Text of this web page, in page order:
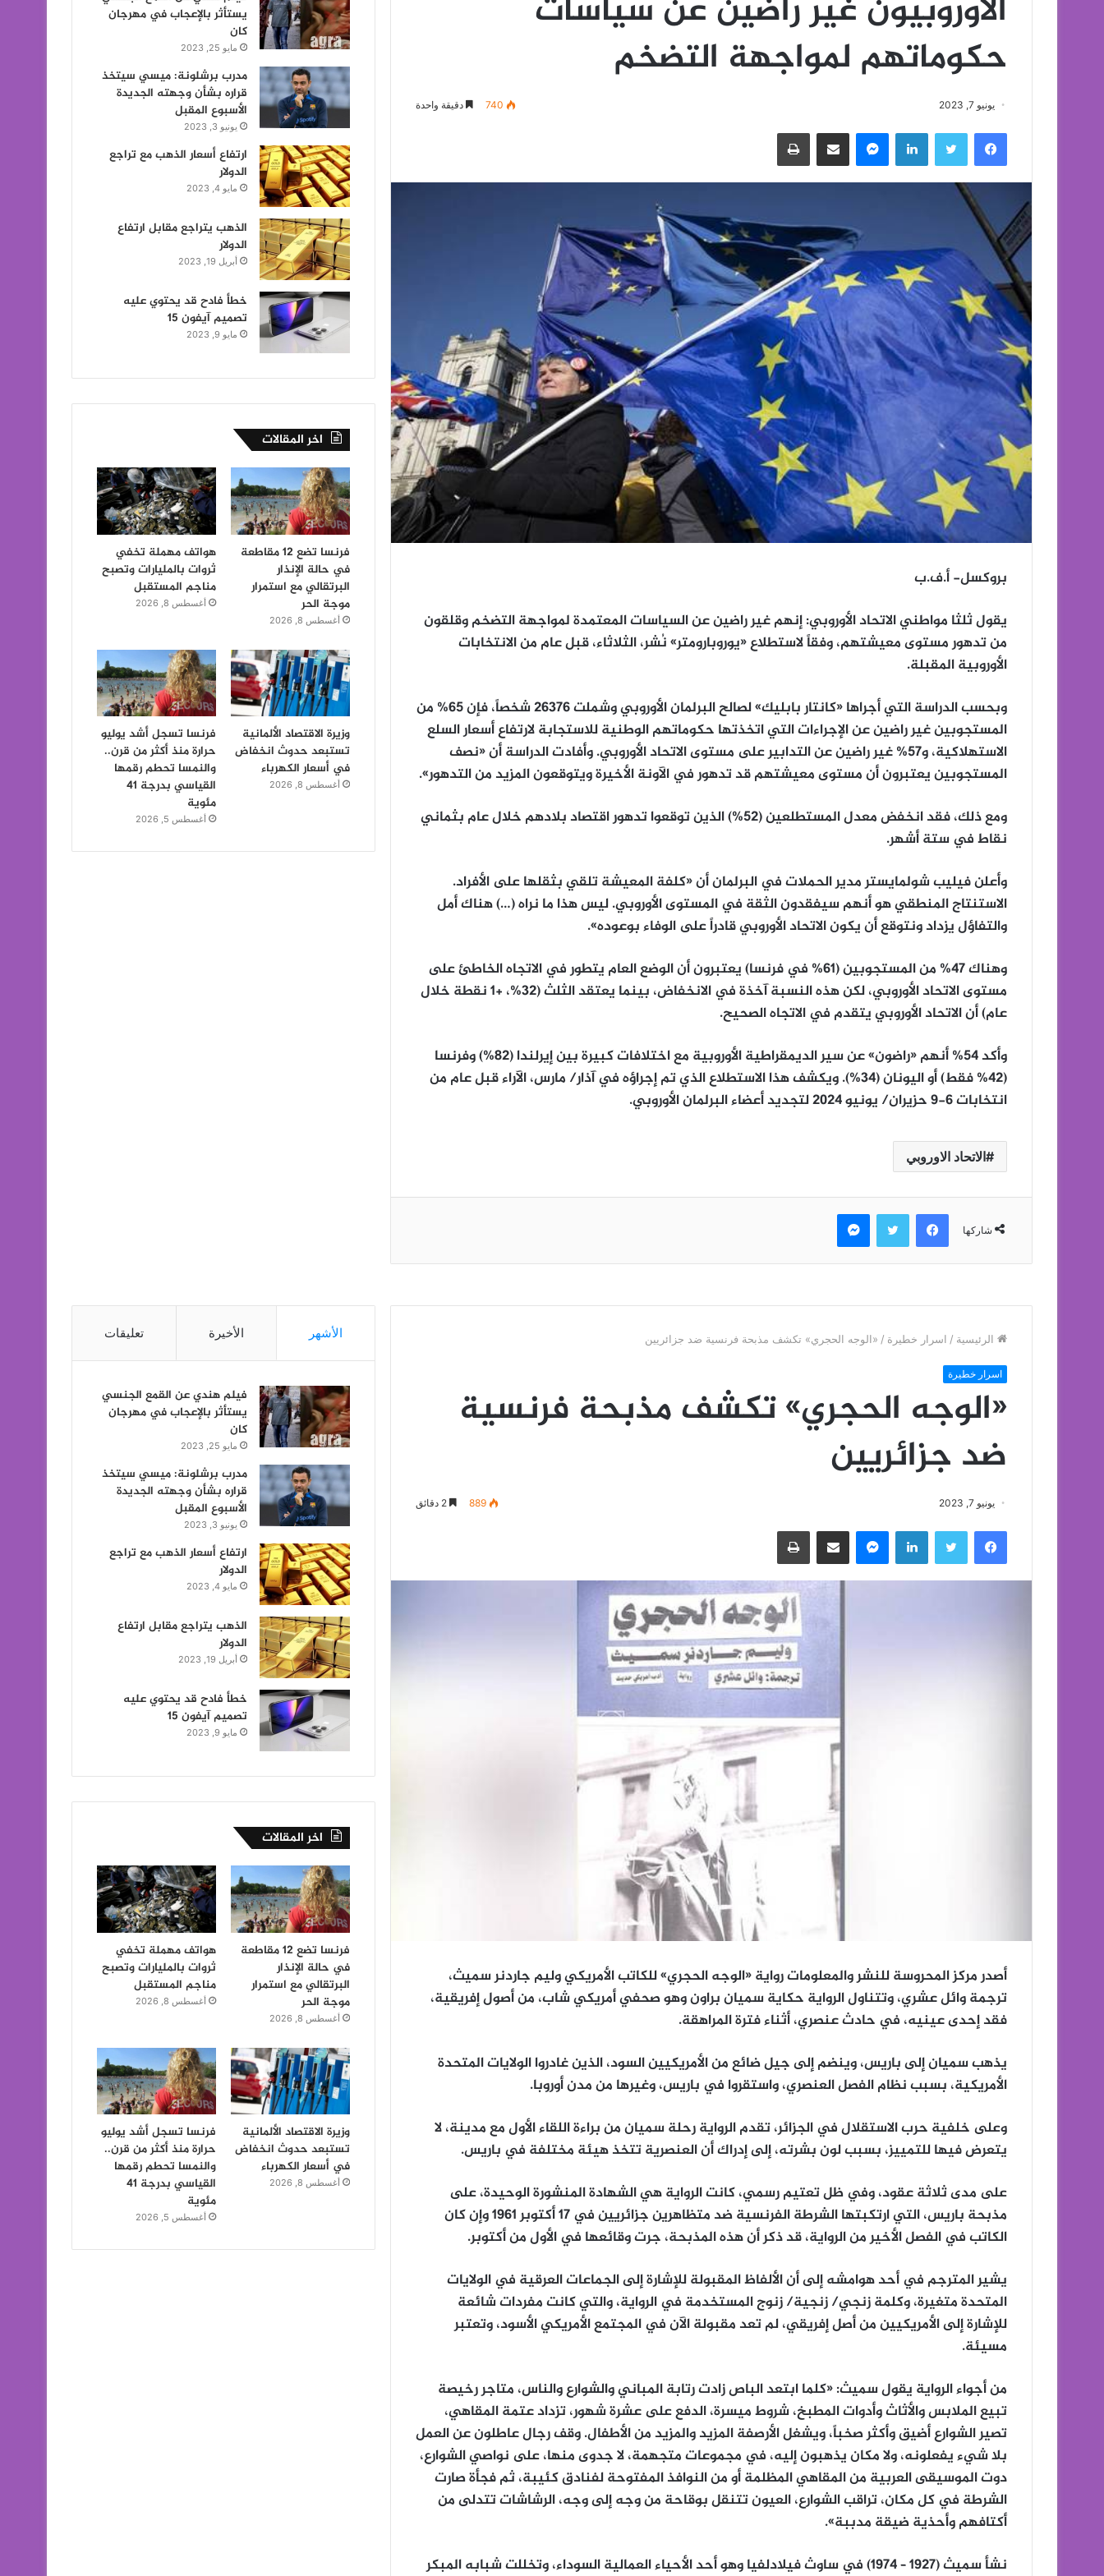
الأوروبيون غير راضين عن سياسات
حكوماتهم لمواجهة التضخم
يونيو 7, 2023 740 دقيقة واحدة
فيسبوك تويتر لينكدإن ماسنجر مشاركة عبر البريد طباعة
بروكسل- أ.ف.ب
يقول ثلثا مواطني الاتحاد الأوروبي: إنهم غير راضين عن السياسات المعتمدة لمواجهة التضخم وقلقون
من تدهور مستوى معيشتهم، وفقاً لاستطلاع «يوروبارومتر» نُشر، الثلاثاء، قبل عام من الانتخابات
الأوروبية المقبلة.
وبحسب الدراسة التي أجراها «كانتار بابليك» لصالح البرلمان الأوروبي وشملت 26376 شخصاً، فإن 65% من
المستجوبين غير راضين عن الإجراءات التي اتخذتها حكوماتهم الوطنية للاستجابة لارتفاع أسعار السلع
الاستهلاكية، و57% غير راضين عن التدابير على مستوى الاتحاد الأوروبي. وأفادت الدراسة أن «نصف
المستجوبين يعتبرون أن مستوى معيشتهم قد تدهور في الآونة الأخيرة ويتوقعون المزيد من التدهور».
ومع ذلك، فقد انخفض معدل المستطلعين (52%) الذين توقعوا تدهور اقتصاد بلادهم خلال عام بثماني
نقاط في ستة أشهر.
وأعلن فيليب شولمايستر مدير الحملات في البرلمان أن «كلفة المعيشة تلقي بثقلها على الأفراد.
الاستنتاج المنطقي هو أنهم سيفقدون الثقة في المستوى الأوروبي. ليس هذا ما نراه (…) هناك أمل
والتفاؤل يزداد ونتوقع أن يكون الاتحاد الأوروبي قادراً على الوفاء بوعوده».
وهناك 47% من المستجوبين (61% في فرنسا) يعتبرون أن الوضع العام يتطور في الاتجاه الخاطئ على
مستوى الاتحاد الأوروبي، لكن هذه النسبة آخذة في الانخفاض، بينما يعتقد الثلث (32%، +1 نقطة خلال
عام) أن الاتحاد الأوروبي يتقدم في الاتجاه الصحيح.
وأكد 54% أنهم «راضون» عن سير الديمقراطية الأوروبية مع اختلافات كبيرة بين إيرلندا (82%) وفرنسا
(42% فقط) أو اليونان (34%). ويكشف هذا الاستطلاع الذي تم إجراؤه في آذار/ مارس، الآراء قبل عام من
انتخابات 6-9 حزيران/ يونيو 2024 لتجديد أعضاء البرلمان الأوروبي.
الاتحاد الاوروبي
شاركها
فيسبوك تويتر ماسنجر
يستأثر بالإعجاب في مهرجان
كان
مايو 25, 2023
مدرب برشلونة: ميسي سيتخذ
قراره بشأن وجهته الجديدة
الأسبوع المقبل
يونيو 3, 2023
ارتفاع أسعار الذهب مع تراجع
الدولار
مايو 4, 2023
الذهب يتراجع مقابل ارتفاع
الدولار
أبريل 19, 2023
خطأ فادح قد يحتوي عليه
تصميم آيفون 15
مايو 9, 2023
اخر المقالات
فرنسا تضع 12 مقاطعة
في حالة الإنذار
البرتقالي مع استمرار
موجة الحر
أغسطس 8, 2026
هواتف مهملة تخفي
ثروات بالمليارات وتصبح
مناجم المستقبل
أغسطس 8, 2026
وزيرة الاقتصاد الألمانية
تستبعد حدوث انخفاض
في أسعار الكهرباء
أغسطس 8, 2026
فرنسا تسجل أشد يوليو
حرارة منذ أكثر من قرن..
والنمسا تحطم رقمها
القياسي بدرجة 41
مئوية
أغسطس 5, 2026